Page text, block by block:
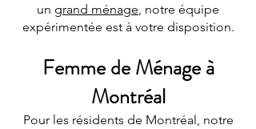
un grand ménage, notre équipe
expérimentée est à votre disposition.
Femme de Ménage à
Montréal
Pour les résidents de Montréal, notre